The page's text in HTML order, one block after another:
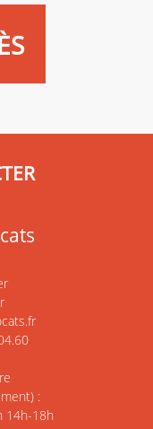
:
14h-18h